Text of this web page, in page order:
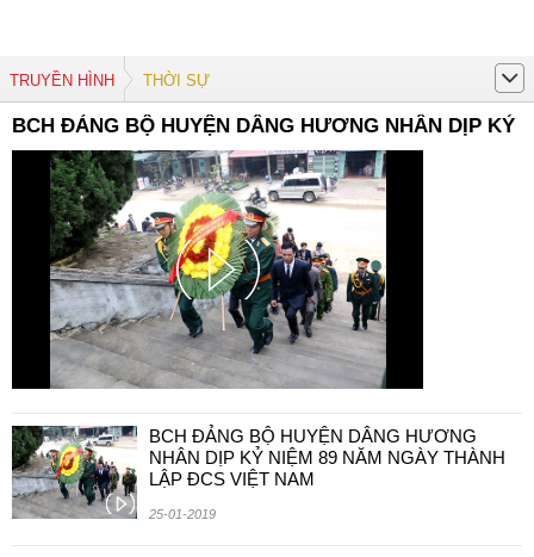
TRUYỀN HÌNH THỜI SỰ
BCH ĐẢNG BỘ HUYỆN DÂNG HƯƠNG NHÂN DỊP KỶ
BCH ĐẢNG BỘ HUYỆN DÂNG HƯƠNG
NHÂN DỊP KỶ NIỆM 89 NĂM NGÀY THÀNH
LẬP ĐCS VIỆT NAM
25-01-2019